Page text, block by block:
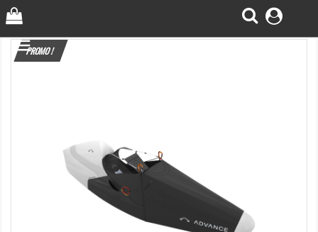
PROMO !